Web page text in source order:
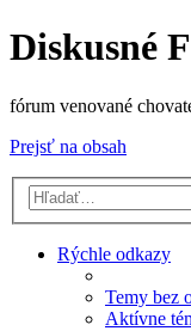
Diskusné
fórum venované
Prejsť na obsah
Rýchle odkazy
Temy bez
Aktívne